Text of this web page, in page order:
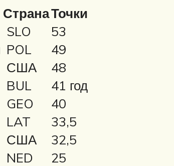
СтранаТочки
SLO
53
POL
49
США
48
BUL
41 год
GEO
40
LAT
33,5
США
32,5
NED
25